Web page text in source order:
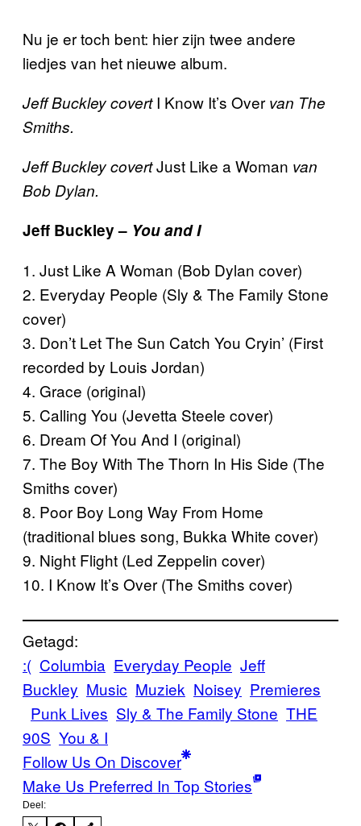
Nu je er toch bent: hier zijn twee andere
liedjes van het nieuwe album.
Jeff Buckley covertI Know It’s Over van The
Smiths.
Jeff Buckley covertJust Like a Woman van
Bob Dylan.
Jeff Buckley – You and I
1. Just Like A Woman (Bob Dylan cover)
2. Everyday People (Sly & The Family Stone
cover)
3. Don’t Let The Sun Catch You Cryin’ (First
recorded by Louis Jordan)
4. Grace (original)
5. Calling You (Jevetta Steele cover)
6. Dream Of You And I (original)
7. The Boy With The Thorn In His Side (The
Smiths cover)
8. Poor Boy Long Way From Home
(traditional blues song, Bukka White cover)
9. Night Flight (Led Zeppelin cover)
10. I Know It’s Over (The Smiths cover)
Getagd:
:( Columbia Everyday People Jeff
Buckley Music Muziek Noisey Premieres
Punk Lives Sly & The Family Stone THE
90S You & I
Follow Us On Discover
Make Us Preferred In Top Stories
Deel: